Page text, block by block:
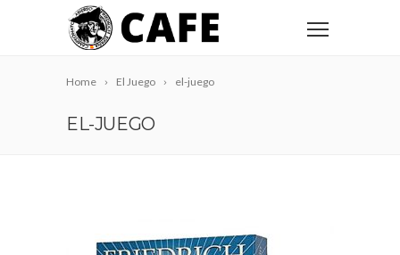
Home El Juego el-juego
EL-JUEGO